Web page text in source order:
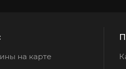
на карте